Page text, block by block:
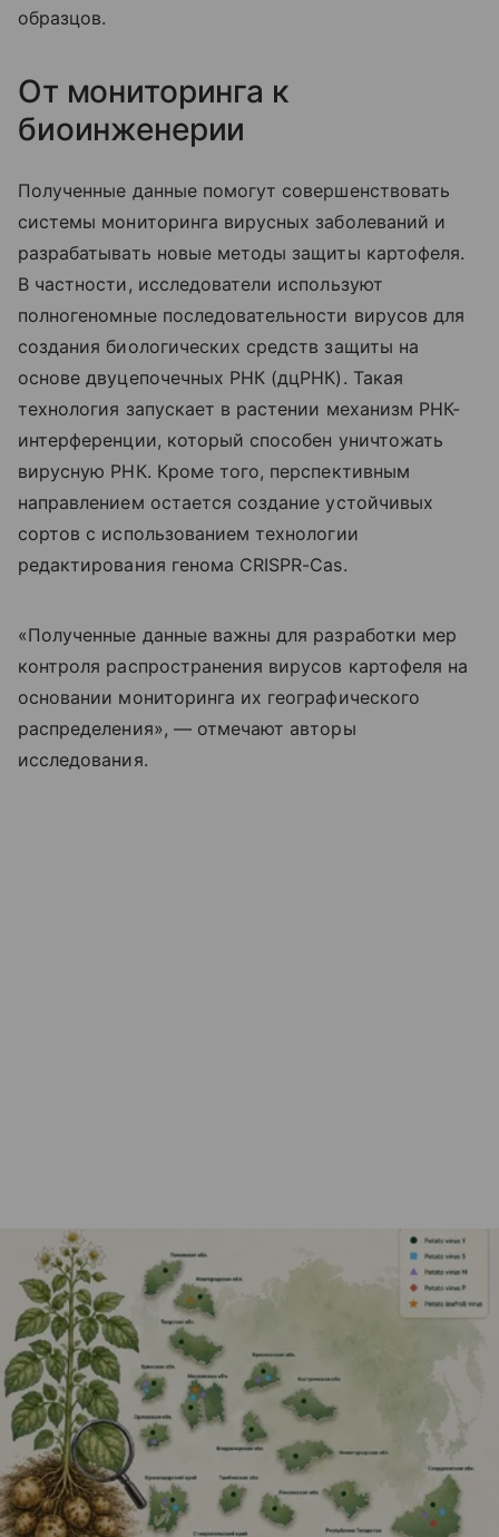
образцов.
От мониторинга к
биоинженерии
Полученные данные помогут совершенствовать
системы мониторинга вирусных заболеваний и
разрабатывать новые методы защиты картофеля.
В частности, исследователи используют
полногеномные последовательности вирусов для
создания биологических средств защиты на
основе двуцепочечных РНК (дцРНК). Такая
технология запускает в растении механизм РНК-
интерференции, который способен уничтожать
вирусную РНК. Кроме того, перспективным
направлением остается создание устойчивых
сортов с использованием технологии
редактирования генома CRISPR-Cas.
«Полученные данные важны для разработки мер
контроля распространения вирусов картофеля на
основании мониторинга их географического
распределения», — отмечают авторы
исследования.